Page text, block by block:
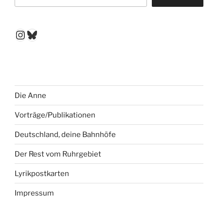
Instagram
Bluesky
Die Anne
Vorträge/Publikationen
Deutschland, deine Bahnhöfe
Der Rest vom Ruhrgebiet
Lyrikpostkarten
Impressum